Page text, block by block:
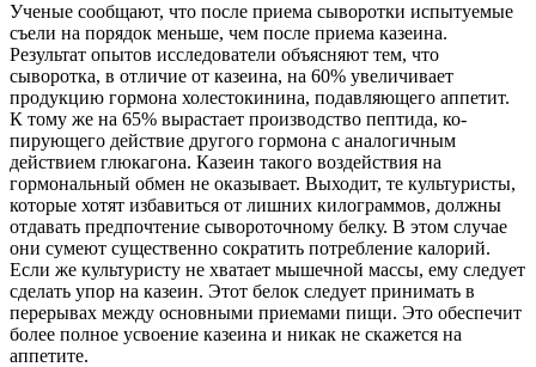
Ученые сообщают, что после приема сыворотки испытуемые
съели на порядок меньше, чем после приема казеина.
Результат опытов исследователи объясняют тем, что
сыворотка, в отличие от казеина, на 60% увеличивает
продукцию гормона холестокинина, подавляющего аппетит.
К тому же на 65% вырастает производство пептида, ко-
пирующего действие другого гормона с аналогичным
действием глюкагона. Казеин такого воздействия на
гормональный обмен не оказывает. Выходит, те культуристы,
которые хотят избавиться от лишних килограммов, должны
отдавать предпочтение сывороточному белку. В этом случае
они сумеют существенно сократить потребление калорий.
Если же культуристу не хватает мышечной массы, ему следует
сделать упор на казеин. Этот белок следует принимать в
перерывах между основными приемами пищи. Это обеспечит
более полное усвоение казеина и никак не скажется на
аппетите.